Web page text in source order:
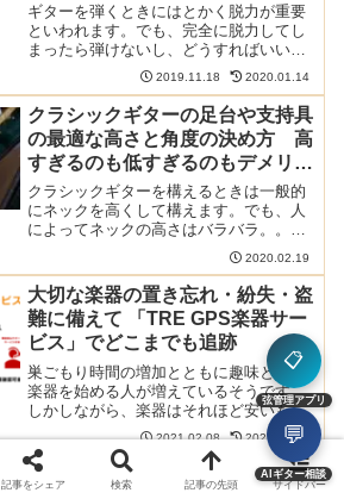
ギターを弾くときにはとかく脱力が重要
といわれます。でも、完全に脱力してし
まったら弾けないし、どうすればいいの
かわからない人が多いかと思います。コ
ツは力を抜くことではなく、必要最小限
の力の量を知ることです。脱力について
はこちらのカテゴリの記事...
2019.11.18 2020.01.14
クラシックギターの足台や支持具
の最適な高さと角度の決め方 高
すぎるのも低すぎるのもデメリッ
トが大きい
クラシックギターを構えるときは一般的
にネックを高くして構えます。でも、人
によってネックの高さはバラバラ。。。
どうやったら自分にとって最適な高さや
角度を決められるのでしょうか？ クラシ
ックギター用の足台や支持具の記事は以
下のまとめ記事を参照く...
2020.02.19
大切な楽器の置き忘れ・紛失・盗
難に備えて 「TRE GPS楽器サー
ビス」でどこまでも追跡
巣ごもり時間の増加とともに趣味として
楽器を始める人が増えているそうです。
しかしながら、楽器はそれほど安いもの
ではなく、自動車よりも高いものもざら
にあります。そんな貴重な楽器の置き忘
れ・紛失・盗難に備えるサービスを利用
してみてはいかがでしょう...
2021.02.08 2025.10.14
最高のおすすめクラシックギター
記事をシェア 検索 記事の先頭 サイドバー
📋
弦管理アプリ
💬
AIギター相談